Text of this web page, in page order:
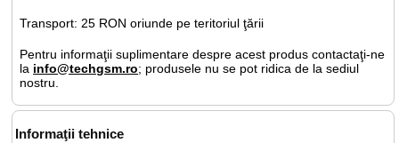
Transport: 25 RON oriunde pe teritoriul ţării
Pentru informaţii suplimentare despre acest produs contactaţi-ne
la info@techgsm.ro; produsele nu se pot ridica de la sediul
nostru.
Informaţii tehnice